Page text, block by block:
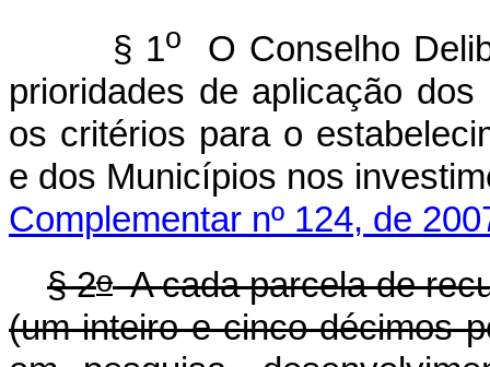
§ 1o
O Conselho
prioridades de aplicação
os critérios para o
e dos Municípios nos
Complementar nº 124, de
§ 2oA cada parcela de
(um inteiro e cinco décimos